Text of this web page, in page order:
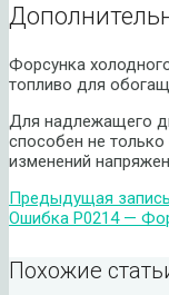
Форсунка
топливо для
Для надлежащего
способен не
изменений
Предыдущая запись
Ошибка P0214 —
Похожие